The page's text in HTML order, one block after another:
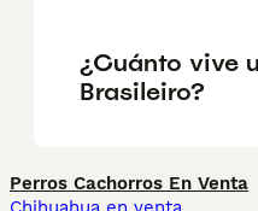
¿Cuánto vive
Brasileiro?
Perros Cachorros En Venta